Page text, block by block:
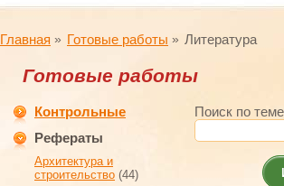
Главная Готовые работы Литература
Готовые работы
Контрольные
Рефераты
Архитектура и
строительство (44)
Поиск по